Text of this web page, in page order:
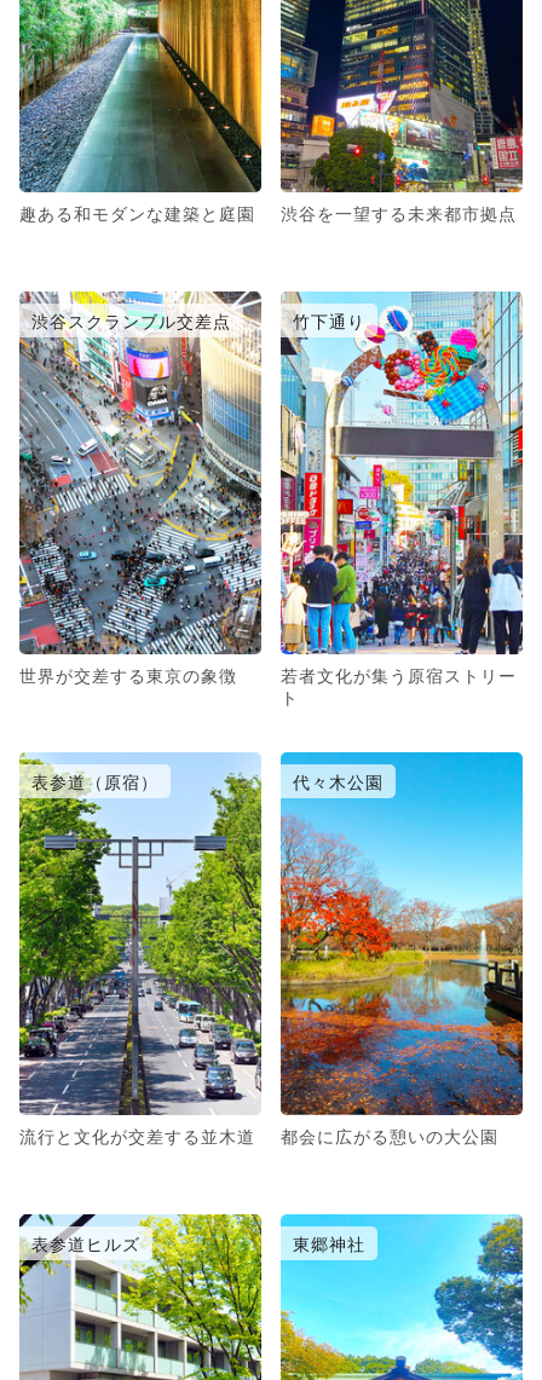
趣ある和モダンな建築と庭園 渋谷を一望する未来都市拠点
渋谷スクランブル交差点
世界が交差する東京の象徴
竹下通り
若者文化が集う原宿ストリー
ト
表参道（原宿）
流行と文化が交差する並木道
代々木公園
都会に広がる憩いの大公園
表参道ヒルズ 東郷神社